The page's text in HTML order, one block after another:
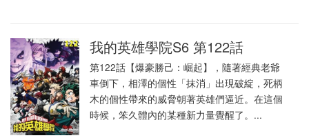
我的英雄學院S6 第122話
第122話【爆豪勝己：崛起】，隨著經典老爺
車倒下，相澤的個性「抹消」出現破綻，死柄
木的個性帶來的威脅朝著英雄們逼近。在這個
時候，笨久體內的某種新力量覺醒了。...